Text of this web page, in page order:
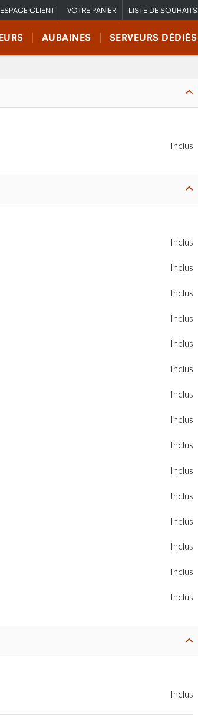
ESPACE CLIENT VOTRE PANIER LISTE DE SOUHAITS
AUBAINES SERVEURS DÉDIÉS
Inclus
Inclus
Inclus
Inclus
Inclus
Inclus
Inclus
Inclus
Inclus
Inclus
Inclus
Inclus
Inclus
Inclus
Inclus
Inclus
Inclus